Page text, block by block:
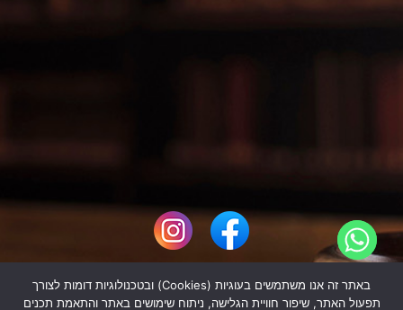
הצהרת נגישותמדיניות פרטיותמפת אתר
באתר זה אנו משתמשים בעוגיות (Cookies) ובטכנולוגיות דומות לצורך
תפעול האתר, שיפור חוויית הגלישה, ניתוח שימושים באתר והתאמת תכנים
Hide